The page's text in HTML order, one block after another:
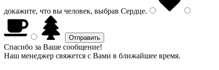
докажите, что вы человек, выбрав Сердце.
Спасибо за Ваше сообщение!
Наш менеджер свяжется с Вами в ближайшее время.